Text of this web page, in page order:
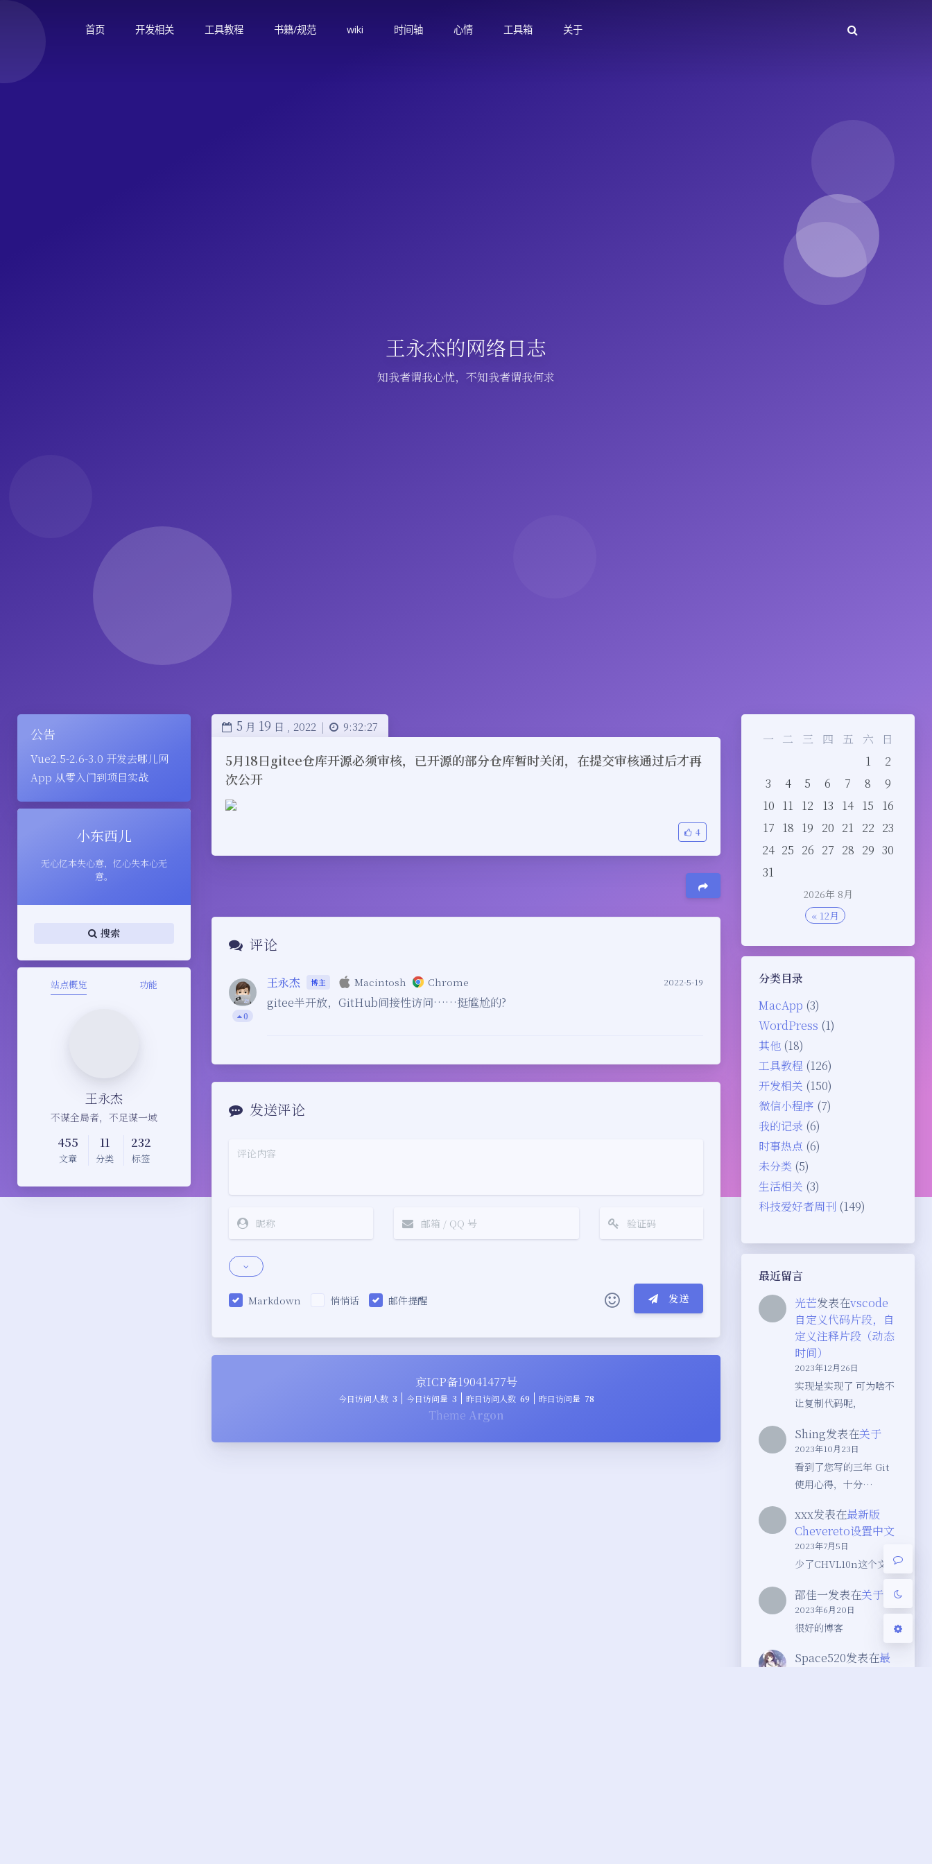
首页 开发相关 工具教程 书籍/规范 wiki 时间轴 心情 工具箱 关于
王永杰的网络日志
知我者谓我心忧，不知我者谓我何求
Sans Serif Serif
日落 暗化 灰度
公告
Vue2.5-2.6-3.0 开发去哪儿网
App 从零入门到项目实战
小东西儿
无心忆本失心意，忆心失本心无
意。
搜索
站点概览 功能
王永杰
不谋全局者，不足谋一域
455
文章
11
分类
232
标签
2026年 8月
一 二 三 四 五 六
日
1
2
3
4 5 6 7 8
9
10 11 12 13 14 15
16
17 18 19 20 21 22 23
24 25 26 27 28 29 30
31
« 12月
分类目录
MacApp (3)
WordPress (1)
其他 (18)
工具教程 (126)
开发相关 (150)
微信小程序 (7)
我的记录 (6)
时事热点 (6)
未分类 (5)
生活相关 (3)
科技爱好者周刊 (149)
最近留言
光芒发表在vscode
自定义代码片段，自
定义注释片段（动态
时间）
2023年12月26日
实现是实现了 可为啥不
让复制代码呢，
Shing发表在关于
2023年10月23日
看到了您写的三年 Git
使用心得，十分…
xxx发表在最新版
Chevereto设置中文
2023年7月5日
少了CHVL10n这个文件
邵佳一发表在关于
2023年6月20日
很好的博客
Space520发表在最
5 月 19 日 , 2022 | 9:32:27
5月18日gitee仓库开源必须审核，已开源的部分仓库暂时关闭，在提交审核通过后才再
次公开
4
豆
评论
0
王永杰 博主 Macintosh Chrome 2022-5-19
gitee半开放，GitHub间接性访问……挺尴尬的?
发送评论
Markdown 悄悄话 邮件提醒 发送
|´・ω・)ノ ヾ(≧∇≦*)ゝ
(☆ω☆)
∠( ᐛ 」∠)＿
(๑•̀ㅁ•́ฅ)
٩(ˊᗜˋ*)و (ノ°ο°)ノ
(ฅ´ω`ฅ)
(╯°A°)╯︵○○○
φ(￣∇￣o)
京ICP备19041477号
今日访问人数 3 今日访问量 3 昨日访问人数 69 昨日访问量 78
Theme Argon